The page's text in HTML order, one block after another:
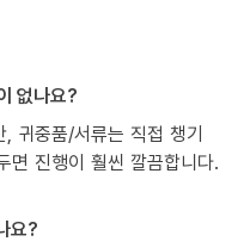
없나요?
귀중품/서류는 직접 챙기
면 진행이 훨씬 깔끔합니다.
요?